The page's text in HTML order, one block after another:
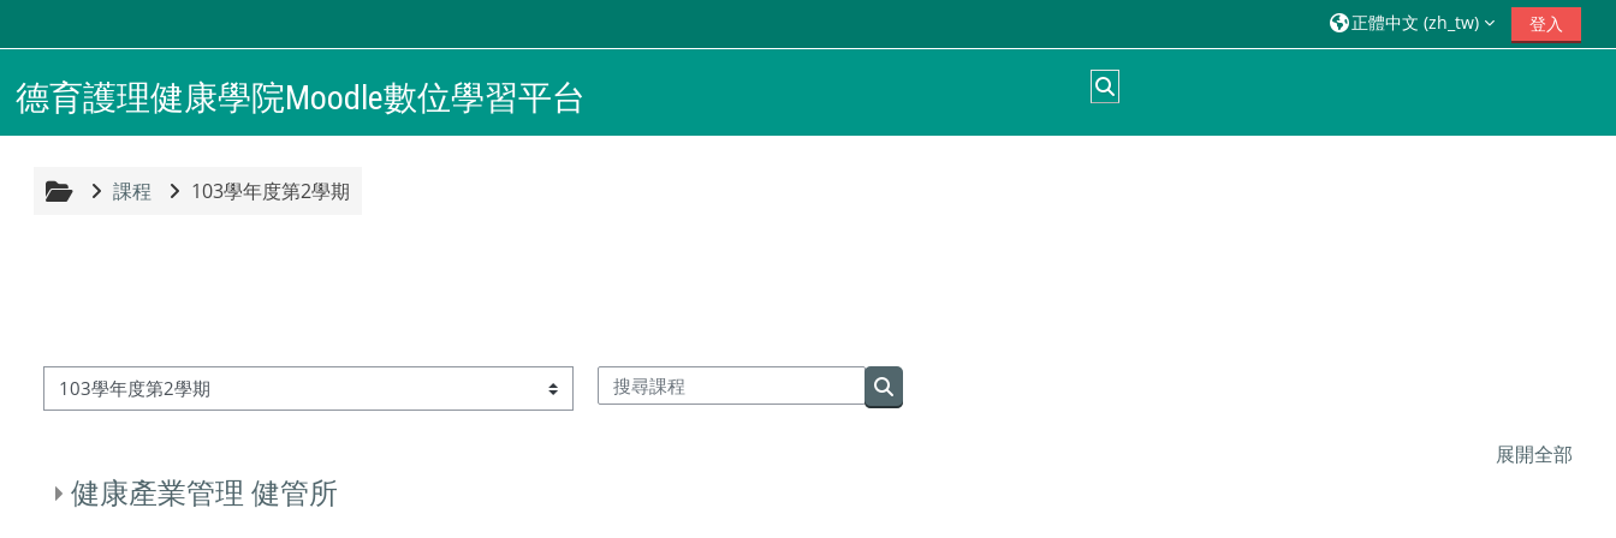
正體中文 ‎(zh_tw)‎ 登入
德育護理健康學院Moodle數位學習平台
課程 103學年度第2學期
課程類別 搜尋課程
搜尋課程
展開全部
健康產業管理 健管所